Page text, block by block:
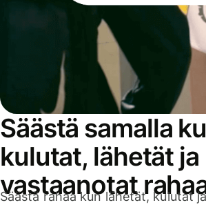
Säästä samalla
kulutat, lähetät ja
vastaanotat
Säästä rahaa kun lähetät, kulutat